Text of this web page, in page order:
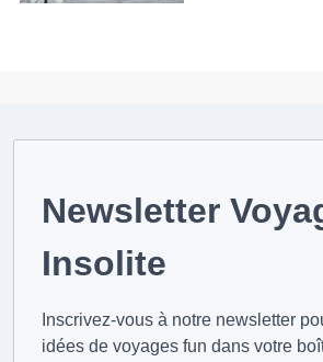
Newsletter
Insolite
Inscrivez-vous à notre newsletter
idées de voyages fun dans votre